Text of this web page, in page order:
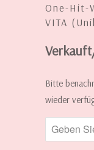
One-Hit-
VITA
INFORMIERE
MICH,
WENN
DIESE
Bitte
wieder